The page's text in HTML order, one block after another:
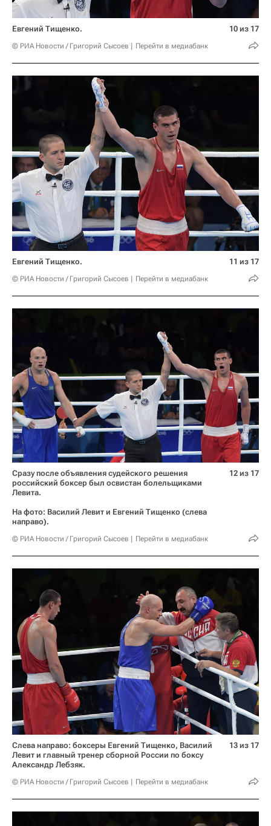
Евгений Тищенко.
© РИА Новости / Григорий Сысоев Перейти в медиабанк
10 из 17
Евгений Тищенко.
© РИА Новости / Григорий Сысоев Перейти в медиабанк
11 из 17
Сразу после объявления судейского решения
российский боксер был освистан болельщиками
Левита.
На фото: Василий Левит и Евгений Тищенко (слева
направо).
© РИА Новости / Григорий Сысоев Перейти в медиабанк
12 из 17
Слева направо: боксеры Евгений Тищенко, Василий
Левит и главный тренер сборной России по боксу
Александр Лебзяк.
© РИА Новости / Григорий Сысоев Перейти в медиабанк
13 из 17